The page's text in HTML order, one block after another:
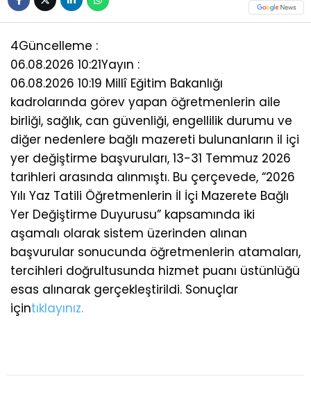
4Güncelleme :
06.08.2026 10:21Yayın :
06.08.2026 10:19 Millî Eğitim Bakanlığı
kadrolarında görev yapan öğretmenlerin aile
birliği, sağlık, can güvenliği, engellilik durumu ve
diğer nedenlere bağlı mazereti bulunanların il içi
yer değiştirme başvuruları, 13-31 Temmuz 2026
tarihleri arasında alınmıştı. Bu çerçevede, “2026
Yılı Yaz Tatili Öğretmenlerin İl İçi Mazerete Bağlı
Yer Değiştirme Duyurusu” kapsamında iki
aşamalı olarak sistem üzerinden alınan
başvurular sonucunda öğretmenlerin atamaları,
tercihleri doğrultusunda hizmet puanı üstünlüğü
esas alınarak gerçekleştirildi. Sonuçlar
içintıklayınız.